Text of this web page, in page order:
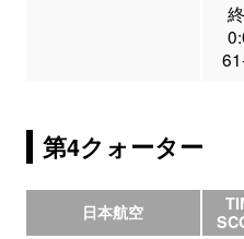
第4クォーター
日本航空